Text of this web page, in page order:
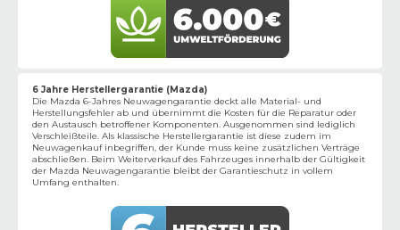
6 Jahre Herstellergarantie (Mazda)
Die Mazda 6-Jahres Neuwagengarantie deckt alle Material- und
Herstellungsfehler ab und übernimmt die Kosten für die Reparatur oder
den Austausch betroffener Komponenten. Ausgenommen sind lediglich
Verschleißteile. Als klassische Herstellergarantie ist diese zudem im
Neuwagenkauf inbegriffen, der Kunde muss keine zusätzlichen Verträge
abschließen. Beim Weiterverkauf des Fahrzeuges innerhalb der Gültigkeit
der Mazda Neuwagengarantie bleibt der Garantieschutz in vollem
Umfang enthalten.